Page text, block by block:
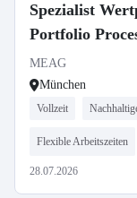
Spezialist
Portfolio
MEAG
München
Vollzeit
Flexible Arbeitszeiten
28.07.2026